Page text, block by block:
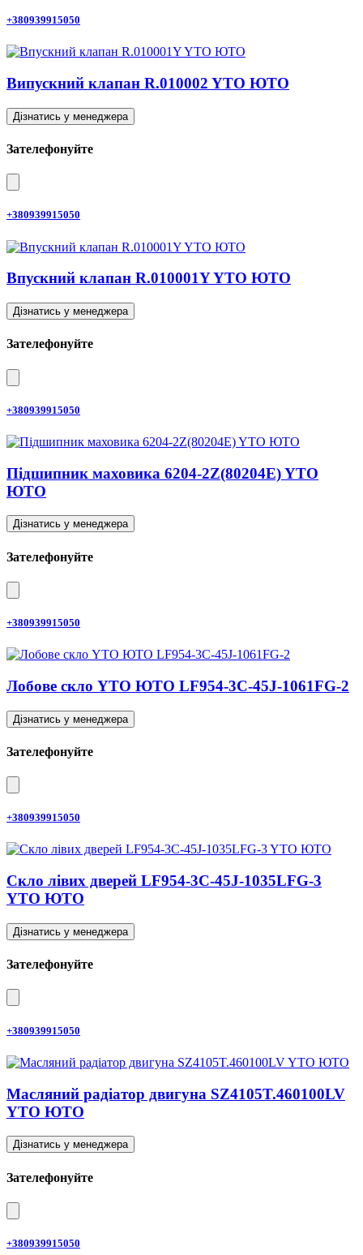
+380939915050
Випускний клапан R.010002 YTO ЮТО
Дізнатись у менеджера
Зателефонуйте
+380939915050
Впускний клапан R.010001Y YTO ЮТО
Дізнатись у менеджера
Зателефонуйте
+380939915050
Підшипник маховика 6204-2Z(80204E) YTO
ЮТО
Дізнатись у менеджера
Зателефонуйте
+380939915050
Лобове скло YTO ЮТО LF954-3C-45J-1061FG-2
Дізнатись у менеджера
Зателефонуйте
+380939915050
Скло лівих дверей LF954-3C-45J-1035LFG-3
YTO ЮТО
Дізнатись у менеджера
Зателефонуйте
+380939915050
Масляний радіатор двигуна SZ4105T.460100LV
YTO ЮТО
Дізнатись у менеджера
Зателефонуйте
+380939915050